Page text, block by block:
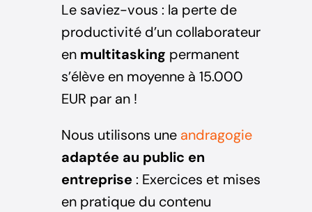
Le saviez-vous : la perte de
productivité d’un collaborateur
en multitasking permanent
s’élève en moyenne à 15.000
EUR par an !
Nous utilisons une andragogie
adaptée au public en
entreprise : Exercices et mises
en pratique du contenu